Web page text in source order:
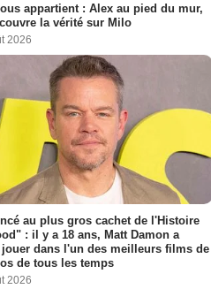
appartient : Alex au pied du mur,
la vérité sur Milo
2026
au plus gros cachet de l'Histoire
: il y a 18 ans, Matt Damon a
jouer dans l'un des meilleurs films de
de tous les temps
2026